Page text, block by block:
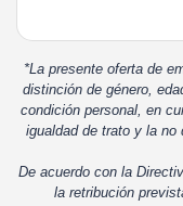
*La presente oferta de
distinción de género,
condición personal, en
igualdad de trato y la
De acuerdo con la
la retribución